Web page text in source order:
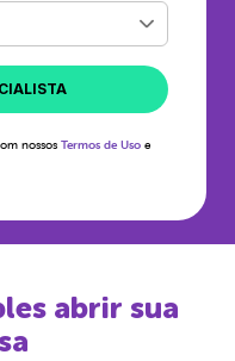
nossos Termos de Uso e
abrir sua